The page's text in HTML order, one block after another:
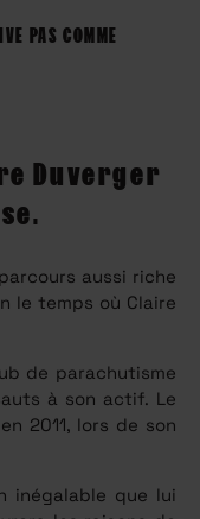
PAS COMME
Duverger
aussi riche
le temps où Claire
de parachutisme
à son actif. Le
2011, lors de son
inégalable que lui